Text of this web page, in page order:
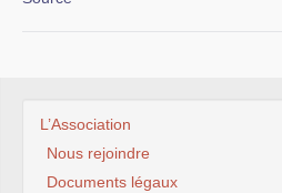
L’Association
Nous rejoindre
Documents légaux